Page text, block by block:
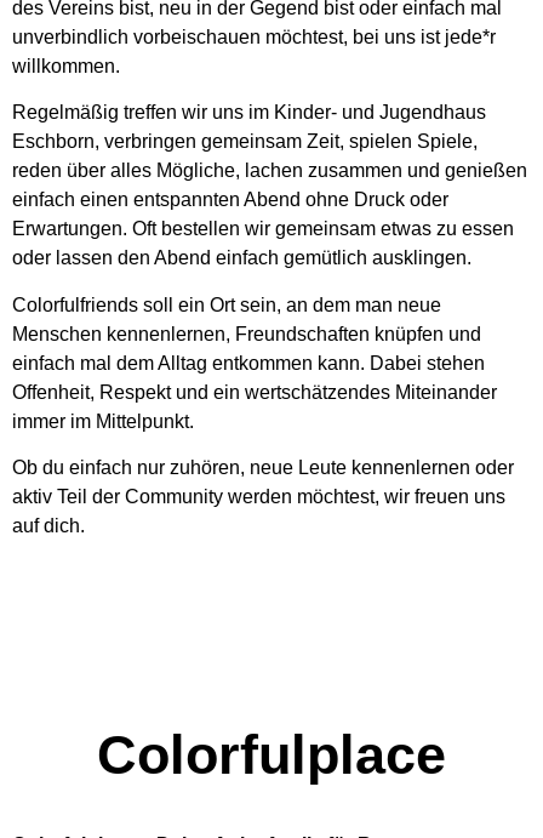
des Vereins bist, neu in der Gegend bist oder einfach mal
unverbindlich vorbeischauen möchtest, bei uns ist jede*r
willkommen.
Regelmäßig treffen wir uns im Kinder- und Jugendhaus
Eschborn, verbringen gemeinsam Zeit, spielen Spiele,
reden über alles Mögliche, lachen zusammen und genießen
einfach einen entspannten Abend ohne Druck oder
Erwartungen. Oft bestellen wir gemeinsam etwas zu essen
oder lassen den Abend einfach gemütlich ausklingen.
Colorfulfriends soll ein Ort sein, an dem man neue
Menschen kennenlernen, Freundschaften knüpfen und
einfach mal dem Alltag entkommen kann. Dabei stehen
Offenheit, Respekt und ein wertschätzendes Miteinander
immer im Mittelpunkt.
Ob du einfach nur zuhören, neue Leute kennenlernen oder
aktiv Teil der Community werden möchtest, wir freuen uns
auf dich.
Colorfulplace